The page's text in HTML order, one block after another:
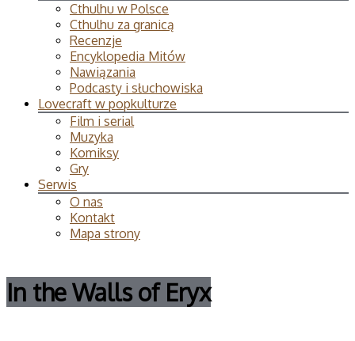
Cthulhu w Polsce
Cthulhu za granicą
Recenzje
Encyklopedia Mitów
Nawiązania
Podcasty i słuchowiska
Lovecraft w popkulturze
Film i serial
Muzyka
Komiksy
Gry
Serwis
O nas
Kontakt
Mapa strony
In the Walls of Eryx